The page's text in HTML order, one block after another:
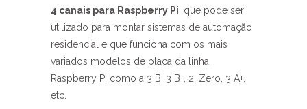
4 canais para Raspberry Pi , que pode ser
utilizado para montar sistemas de automação
residencial e que funciona com os mais
variados modelos de placa da linha
Raspberry Pi como a 3 B, 3 B+, 2, Zero, 3 A+,
etc.